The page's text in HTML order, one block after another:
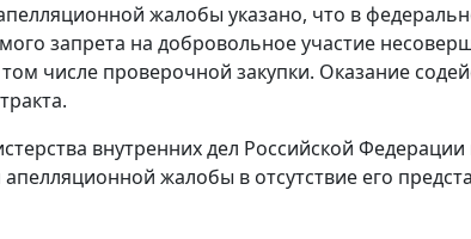
жалобы указано, что в
запрета на добровольное участие
числе проверочной закупки. Оказание
внутренних дел Российской
жалобы в отсутствие его